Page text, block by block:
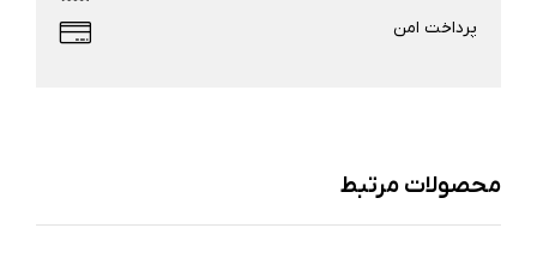
پرداخت امن
محصولات مرتبط